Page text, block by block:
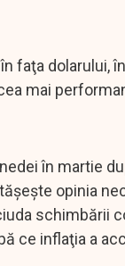
faţa dolarului,
mai
în martie
opinia
schimbării
ce inflaţia a